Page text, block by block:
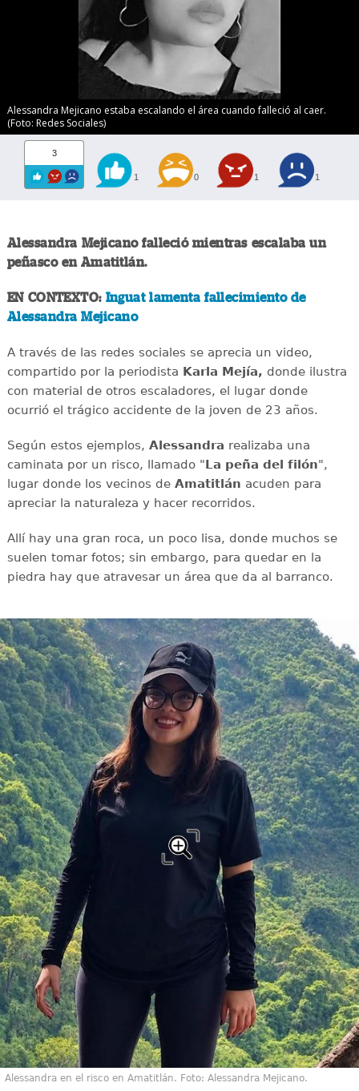
Alessandra Mejicano estaba escalando el área cuando falleció al caer.
(Foto: Redes Sociales)
3
1 0 1 1
Alessandra Mejicano falleció mientras escalaba un
peñasco en Amatitlán.
EN CONTEXTO: Inguat lamenta fallecimiento de
Alessandra Mejicano
A través de las redes sociales se aprecia un video,
compartido por la periodista Karla Mejía, donde ilustra
con material de otros escaladores, el lugar donde
ocurrió el trágico accidente de la joven de 23 años.
Según estos ejemplos, Alessandra realizaba una
caminata por un risco, llamado "La peña del filón",
lugar donde los vecinos de Amatitlán acuden para
apreciar la naturaleza y hacer recorridos.
Allí hay una gran roca, un poco lisa, donde muchos se
suelen tomar fotos; sin embargo, para quedar en la
piedra hay que atravesar un área que da al barranco.
Alessandra en el risco en Amatitlán. Foto: Alessandra Mejicano.